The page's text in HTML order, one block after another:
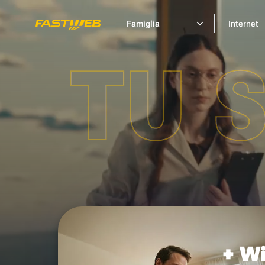
Famiglia Internet
TU
+